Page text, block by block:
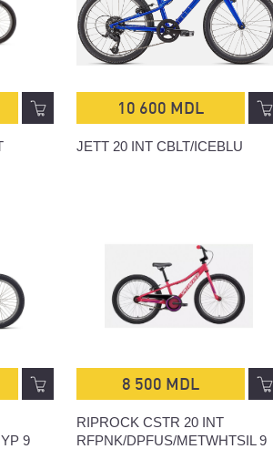
10 600 MDL
JETT 20 INT CBLT/ICEBLU
9
8 500 MDL
RIPROCK CSTR 20 INT
RFPNK/DPFUS/METWHTSIL 9